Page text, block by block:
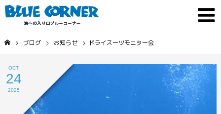
ブログ お知らせ ドライスーツモニター会
OCT
24
2025